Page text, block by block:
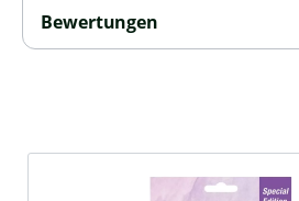
Bewertungen